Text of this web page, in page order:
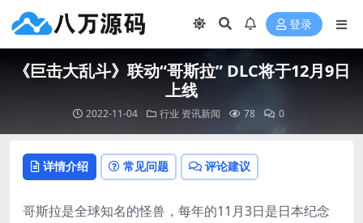
登录
《巨击大乱斗》联动“哥斯拉” DLC将于12月9日
上线
2022-11-04 行业 资讯新闻 78 0
详情介绍 常见问题 评论建议
哥斯拉是全球知名的怪兽，每年的11月3日是日本纪念